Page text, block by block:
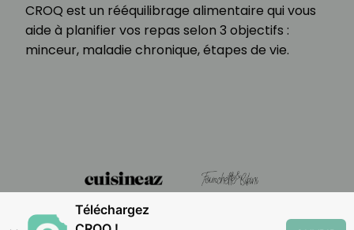
CROQ est un rééquilibrage alimentaire qui vous
aide à planifier vos repas selon 3 objectifs :
minceur, maladie chronique, étapes de vie.
Téléchargez